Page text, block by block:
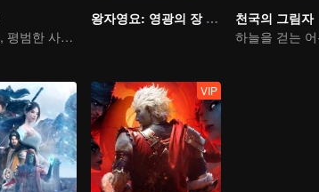
카드 제작, 평범한 사람에서 영웅으로
왕자영요: 영광의 장 운명의 편
천국의 그림자
VIP